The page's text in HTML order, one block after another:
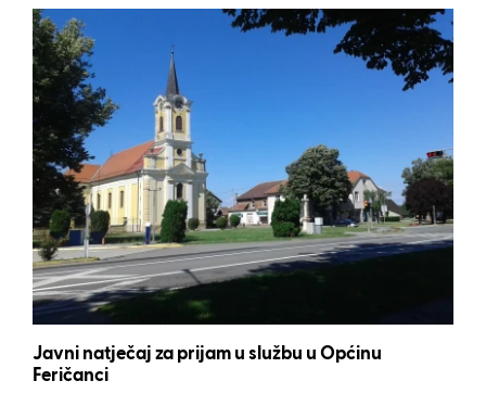
Javni natječaj za prijam u službu u Općinu
Feričanci